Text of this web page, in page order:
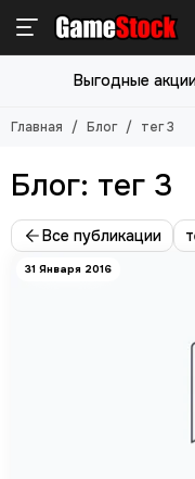
Выгодные
Главная Блог тег 3
Блог: тег 3
Все публикации
31 Января 2016